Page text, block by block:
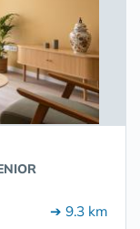
➔ 9.3 km